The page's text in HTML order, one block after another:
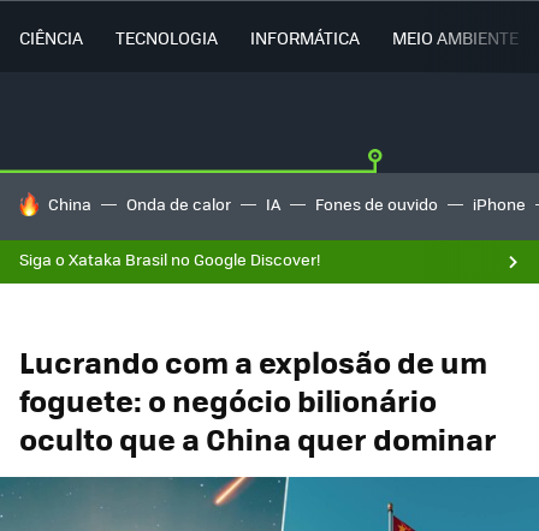
CIÊNCIA TECNOLOGIA INFORMÁTICA MEIO AMBIENTE
TENDÊNCIAS DO DIA
China Onda de calor IA Fones de ouvido iPhone
Siga o Xataka Brasil no Google Discover!
Lucrando com a explosão de um
foguete: o negócio bilionário
oculto que a China quer dominar